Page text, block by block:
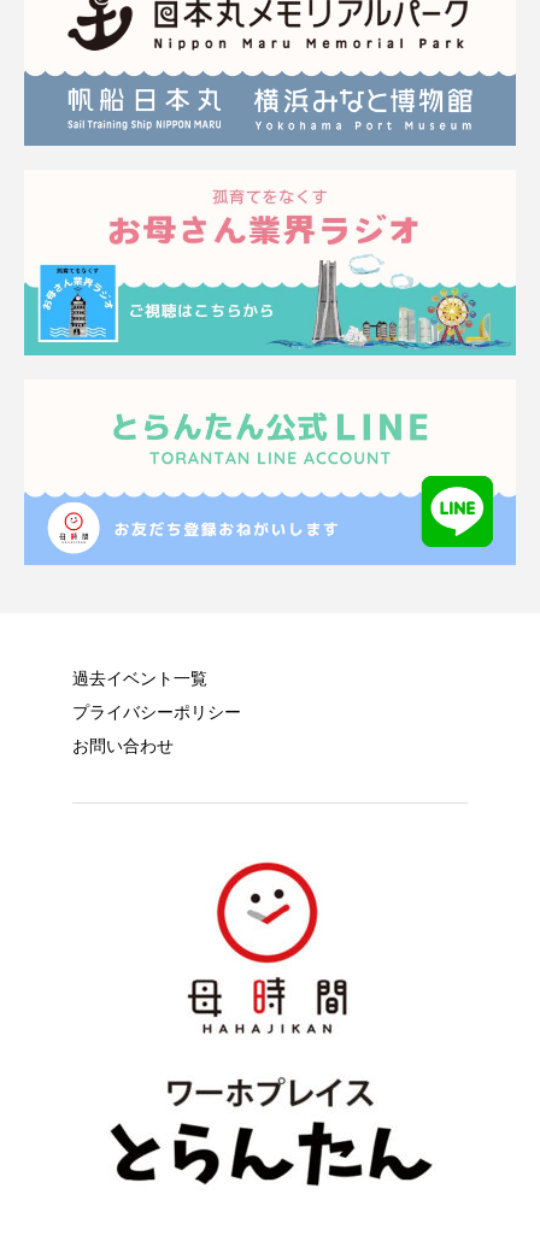
過去イベント一覧
プライバシーポリシー
お問い合わせ